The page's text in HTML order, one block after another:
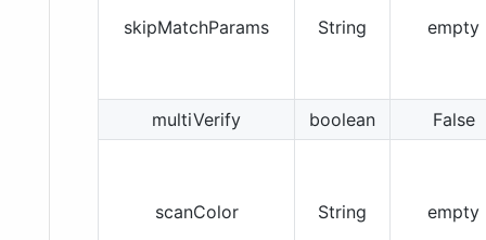
skipMatchParams String empty
multiVerify boolean False
scanColor String empty